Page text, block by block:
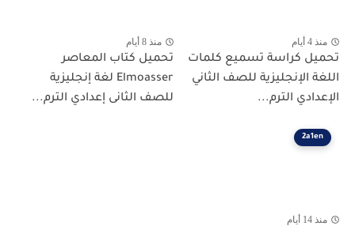
منذ 4 أيام
تحميل كراسة تسميع كلمات
اللغة الإنجليزية للصف الثاني
الإعدادي الترم...
منذ 8 أيام
تحميل كتاب المعاصر
Elmoasser لغة إنجليزية
للصف الثانى إعدادي الترم...
2a1en
منذ 14 أيام